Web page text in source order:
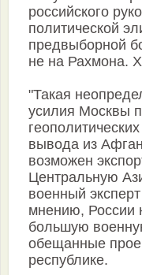
российского
политической
предвыборной
не на Рахмона.
"Такая
усилия Москвы
вывода из
возможен
Центральную
военный
мнению, России
большую
обещанные
республике.